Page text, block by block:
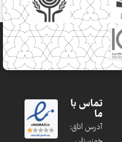
تماس با
ما
آدرس اتاق: